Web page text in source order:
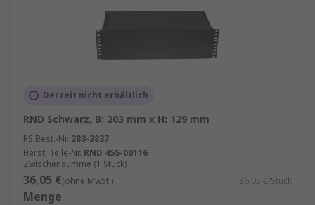
Regals bewegen. Sie sind in verschiedenen
Konfigurationen erhältlich.
Wie man 19-Zoll-Racks aufbaut und welche
Gehäuse sich für am besten für bestimmte
Einsatzzwecke und Umgebungen eignen,
erfahren Sie in unserem Ratgeber mit
Aufbau eines Serverschranks
Derzeit nicht erhältlich
RND Schwarz, B: 203 mm x H: 129 mm
RS Best.-Nr. 283-2837
Herst. Teile-Nr. RND 455-00116
Zwischensumme (1 Stück)
36,05 €(ohne MwSt.) 36,05 €/Stück
Menge